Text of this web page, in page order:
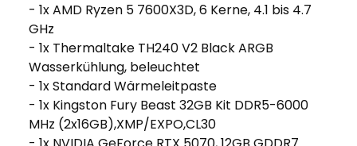
- 1x AMD Ryzen 5 7600X3D, 6 Kerne, 4.1 bis 4.7
GHz
- 1x Thermaltake TH240 V2 Black ARGB
Wasserkühlung, beleuchtet
- 1x Standard Wärmeleitpaste
- 1x Kingston Fury Beast 32GB Kit DDR5-6000
MHz (2x16GB),XMP/EXPO,CL30